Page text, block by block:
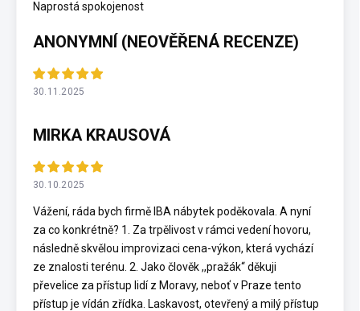
Naprostá spokojenost
ANONYMNÍ (NEOVĚŘENÁ RECENZE)
30.11.2025
MIRKA KRAUSOVÁ
30.10.2025
Vážení, ráda bych firmě IBA nábytek poděkovala. A nyní
za co konkrétně? 1. Za trpělivost v rámci vedení hovoru,
následně skvělou improvizaci cena-výkon, která vychází
ze znalosti terénu. 2. Jako člověk ,,pražák“ děkuji
převelice za přístup lidí z Moravy, neboť v Praze tento
přístup je vídán zřídka. Laskavost, otevřený a milý přístup